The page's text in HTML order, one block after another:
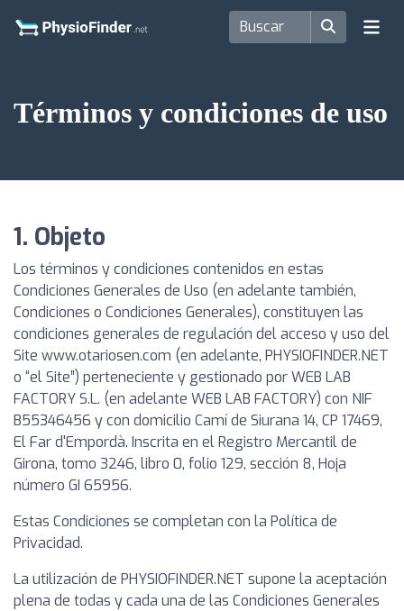
Términos y condiciones de uso
1. Objeto
Los términos y condiciones contenidos en estas
Condiciones Generales de Uso (en adelante también,
Condiciones o Condiciones Generales), constituyen las
condiciones generales de regulación del acceso y uso del
Site www.otariosen.com (en adelante, PHYSIOFINDER.NET
o “el Site”) perteneciente y gestionado por WEB LAB
FACTORY S.L. (en adelante WEB LAB FACTORY) con NIF
B55346456 y con domicilio Camí de Siurana 14, CP 17469,
El Far d'Empordà. Inscrita en el Registro Mercantil de
Girona, tomo 3246, libro 0, folio 129, sección 8, Hoja
número GI 65956.
Estas Condiciones se completan con la Política de
Privacidad.
La utilización de PHYSIOFINDER.NET supone la aceptación
plena de todas y cada una de las Condiciones Generales